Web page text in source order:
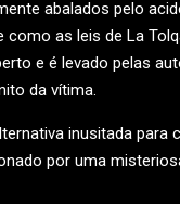
abalados pelo
as leis de La
e é levado pelas
da vítima.
inusitada
por uma